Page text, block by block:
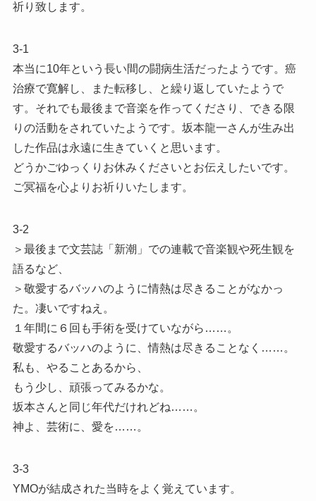
祈り致します。
3-1
本当に10年という長い間の闘病生活だったようです。癌
治療で寛解し、また転移し、と繰り返していたようで
す。それでも最後まで音楽を作ってくださり、できる限
りの活動をされていたようです。坂本龍一さんが生み出
した作品は永遠に生きていくと思います。
どうかごゆっくりお休みくださいとお伝えしたいです。
ご冥福を心よりお祈りいたします。
3-2
＞最後まで文芸誌「新潮」での連載で音楽観や死生観を
語るなど、
＞敬愛するバッハのように情熱は尽きることがなかっ
た。凄いですねえ。
１年間に６回も手術を受けていながら……。
敬愛するバッハのように、情熱は尽きることなく……。
私も、やることあるから、
もう少し、頑張ってみるかな。
坂本さんと同じ年代だけれどね……。
神よ、芸術に、愛を……。
3-3
YMOが結成された当時をよく覚えています。